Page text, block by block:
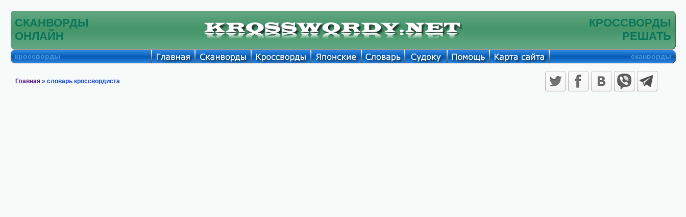
СКАНВОРДЫ
ОНЛАЙН
КРОССВОРДЫ
РЕШАТЬ
кроссворды сканворды
Главная » словарь кроссвордиста